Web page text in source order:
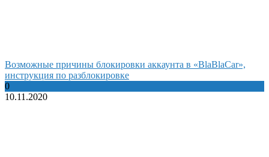
Возможные причины блокировки аккаунта в «BlaBlaCar»,
инструкция по разблокировке
0
10.11.2020